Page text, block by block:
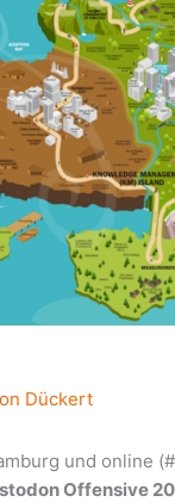
Dückert
und online
Offensive